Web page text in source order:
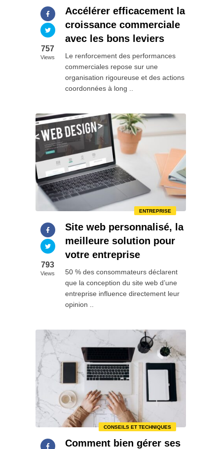
757
Views
Accélérer efficacement la
croissance commerciale
avec les bons leviers
Le renforcement des performances
commerciales repose sur une
organisation rigoureuse et des actions
coordonnées à long ..
ENTREPRISE
793
Views
Site web personnalisé, la
meilleure solution pour
votre entreprise
50 % des consommateurs déclarent
que la conception du site web d’une
entreprise influence directement leur
opinion ..
CONSEILS ET TECHNIQUES
Comment bien gérer ses